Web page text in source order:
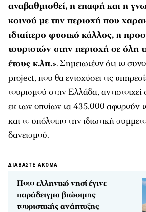
αναβαθμισθεί, η επαφή και η
κοινού με την περιοχή που
ιδιαίτερο φυσικό κάλλος, η
τουριστών στην περιοχή σε όλη
έτους κ.λπ.». Σημειωτέον ότι το
project, που θα ενισχύσει τις
τουρισμού στην Ελλάδα,
εκ των οποίων τα 435.000 αφορούν
και το υπόλοιπο την ιδιωτική
δανεισμού.
ΔΙΑΒΑΣΤΕ ΑΚΟΜΑ
Ποιο ελληνικό νησί έγινε
παράδειγμα βιώσιμης
τουριστικής ανάπτυξης